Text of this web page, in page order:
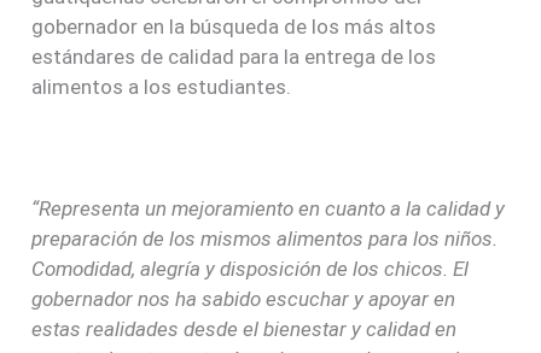
gobernador en la búsqueda de los más altos
estándares de calidad para la entrega de los
alimentos a los estudiantes.
“Representa un mejoramiento en cuanto a la calidad y
preparación de los mismos alimentos para los niños.
Comodidad, alegría y disposición de los chicos. El
gobernador nos ha sabido escuchar y apoyar en
estas realidades desde el bienestar y calidad en